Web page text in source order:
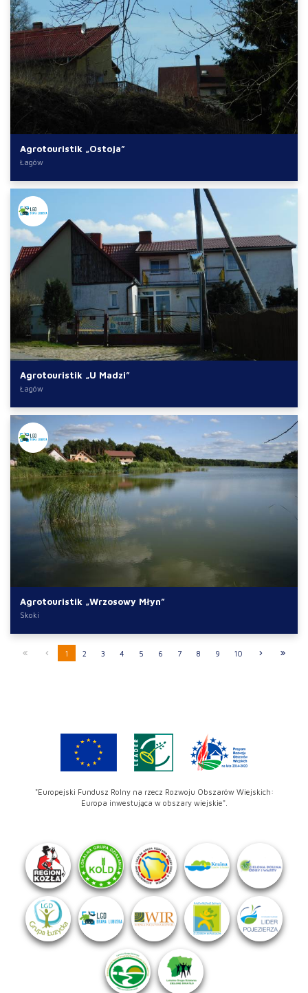
Agrotouristik „Ostoja”
Łagów
Agrotouristik „U Madzi”
Łagów
Agrotouristik „Wrzosowy Młyn”
Skoki
1 2 3 4 5 6 7 8 9 10
"Europejski Fundusz Rolny na rzecz Rozwoju Obszarów Wiejskich:
Europa inwestująca w obszary wiejskie".